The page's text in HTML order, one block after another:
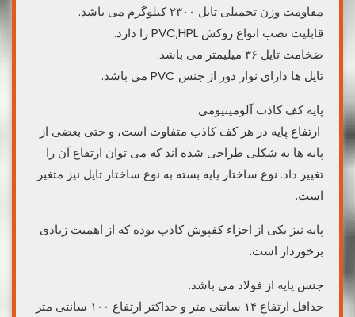
مقاومت وزن تحمیلی تایل ۲۳۰۰ کیلوگرم می باشد.
قابلیت نصب انواع روکش PVC,HPL را دارد.
ضخامت تایل ۳۶ میلیمتر می باشد.
تایل ها دارای نوار دور از جنس PVC می باشد.
پایه کف کاذب آلومینیومی
ارتفاع پایه در هر کف کاذب متفاوت است، و حتی بعضی از
پایه ها به شکلی طراحی شده اند که می توان ارتفاع آن را
تغییر داد. نوع ساختار پایه بسته به نوع ساختار تایل نیز متغیر
است.
پایه نیز یکی از اجزاء کفپوش کاذب بوده که از اهمیت زیادی
برخوردار است.
جنس پایه از فولاد می باشد.
حداقل ارتفاع ۱۴ سانتی متر و حداکثر ارتفاع ۱۰۰ سانتی متر